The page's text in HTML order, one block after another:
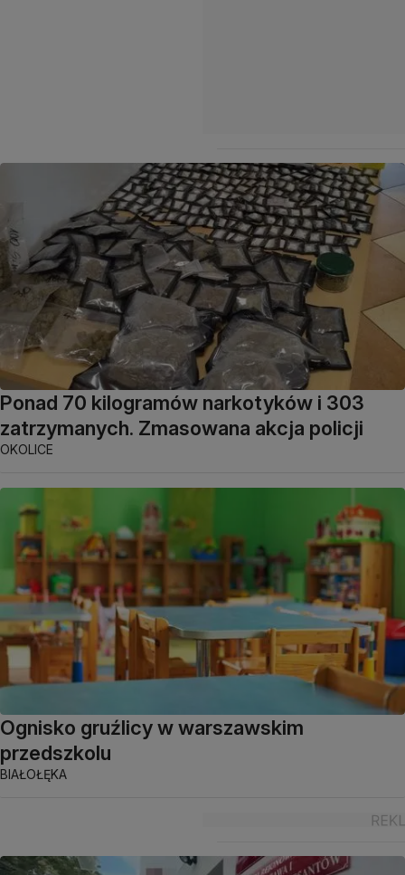
Ponad 70 kilogramów narkotyków i 303
zatrzymanych. Zmasowana akcja policji
OKOLICE
Ognisko gruźlicy w warszawskim
przedszkolu
BIAŁOŁĘKA